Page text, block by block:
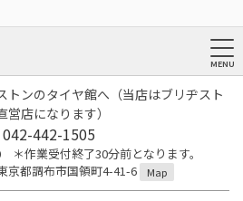
トンのタイヤ館へ（当店はブリヂスト
営店になります）
042-442-1505
＊作業受付終了30分前となります。
京都調布市国領町4-41-6
Map